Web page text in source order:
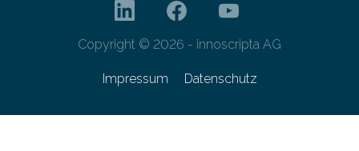
Copyright © 2026 - innoscripta AG
Impressum Datenschutz